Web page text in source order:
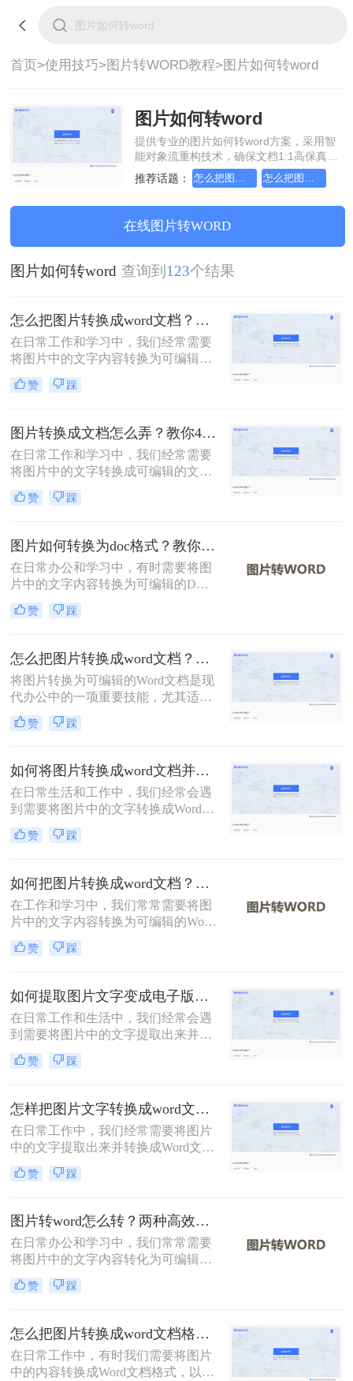
首页>使用技巧>图片转WORD教程>图片如何转word
图片如何转word
提供专业的图片如何转word方案，采用智
能对象流重构技术，确保文档1:1高保真还
原且排版不乱码。支持一键批量处理，全
链路 SSL 加密保障隐私安全。助您快速实
公。
推荐话题： 怎么把图片转换成word文档 怎么把图片转换成word文档格式
在线图片转WORD
图片如何转word 查询到 123个结果
怎么把图片转换成word文档？这三个方法帮你轻松解决！
在日常工作和学习中，我们经常需要
将图片中的文字内容转换为可编辑的
Word文档。这一需求可以通过多种方
法实现，每种方法都有其独特的优势
word文档呢？本文将详细介绍三种常
用的图片转Word文档的方法，并探讨
其优缺点，同时推荐一些实用的工
具。
赞 踩
图片转换成文档怎么弄？教你4种方法！
在日常工作和学习中，我们经常需要
将图片中的文字转换成可编辑的文档
格式。无论是为了编辑、保存还是分
享，将图片转换成文档都是一个非常
么弄呢？本文将介绍四种将图片转换
成文档的方法。
赞 踩
图片如何转换为doc格式？教你3种高效转换方法！
在日常办公和学习中，有时需要将图
片中的文字内容转换为可编辑的DOC
格式文档。那么图片如何转换为doc
格式呢？本文将介绍三种将图片转换
赞 踩
怎么把图片转换成word文档？梳理3种主流转换方法！
将图片转换为可编辑的Word文档是现
代办公中的一项重要技能，尤其适用
于处理扫描件、截图或照片中的文字
内容。那么怎么把图片转换成word文
法，助您精准选择最佳方案。
赞 踩
如何将图片转换成word文档并编辑？这2个方法了解一下！
在日常生活和工作中，我们经常会遇
到需要将图片中的文字转换成Word文
档并进行编辑的情况。无论是为了保
存资料、修改内容，还是为了更高效
要。那么如何将图片转换成word文档
并编辑呢？本文将介绍两种常用的方
法来实现这一目标。
赞 踩
如何把图片转换成word文档？这二个方法学会省时省力！
在工作和学习中，我们常常需要将图
片中的文字内容转换为可编辑的Word
文档。这可能是为了编辑图片中的文
本、保存信息以便分享，或将手写笔
word文档呢？本文将详细介绍两种常
用的方法来实现这一目标。
赞 踩
如何提取图片文字变成电子版？分享2种实用的方法！
在日常工作和生活中，我们经常会遇
到需要将图片中的文字提取出来并转
换成电子版的情况。无论是从扫描的
文档、拍照的书籍页面，还是网络上
能极大地提高我们的工作效率。那么
如何提取图片文字变成电子版呢？本
文将介绍两种常用的方法来实现这一
目标。
赞 踩
怎样把图片文字转换成word文档？分享两种有效的方法！
在日常工作中，我们经常需要将图片
中的文字提取出来并转换成Word文
档，以便进行编辑和保存。然而，如
何高效且准确地完成这一转换过程，
字转换成word文档呢？本文将介绍两
种有效的方法，帮助您轻松实现图片
文字到Word文档的转换。
赞 踩
图片转word怎么转？两种高效方法指南！
在日常办公和学习中，我们常常需要
将图片中的文字内容转化为可编辑的
Word文档。那么图片转word怎么转
呢？本文将介绍两种实现这一目标的
赞 踩
怎么把图片转换成word文档格式？教你三种转换方法！
在日常工作中，有时我们需要将图片
中的内容转换成Word文档格式，以便